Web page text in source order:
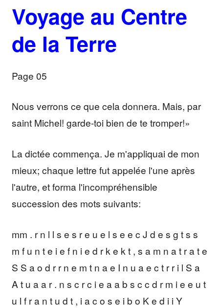
Voyage au Centre
de la Terre
Page 05
Nous verrons ce que cela donnera. Mais, par
saint Michel! garde-toi bien de te tromper!»
La dictée commença. Je m'appliquai de mon
mieux; chaque lettre fut appelée l'une après
l'autre, et forma l'incompréhensible
succession des mots suivants:
mm . r n l l s e s r e u e l s e e c J d e s g t s s
m f u n t e i e f n i e d r k e k t , s a m n a t r a t e
S S a o d r r n e m t n a e I n u a e c t r r i l S a
A t u a a r . n s c r c i e a a b s c c d r m i e e u t
u l f r a n t u d t , i a c o s e i b o K e d i i Y